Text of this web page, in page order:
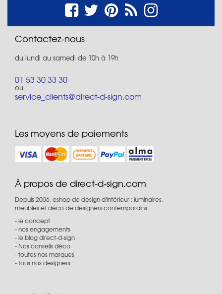
Contactez-nous
du lundi au samedi de 10h à 19h
01 53 30 33 30
ou
service_clients@direct-d-sign.com
Les moyens de paiements
À propos de direct-d-sign.com
Depuis 2006, eshop de design d'intérieur : luminaires,
meubles et déco de designers contemporains.
le concept
nos engagements
le blog direct-d-sign
Nos conseils déco
toutes nos marques
tous nos designers